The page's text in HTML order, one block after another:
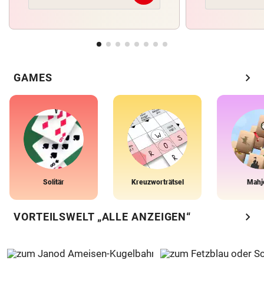
GAMES chevron_right
Solitär Kreuzworträtsel
VORTEILSWELT „ALLE ANZEIGEN“ chevron_right